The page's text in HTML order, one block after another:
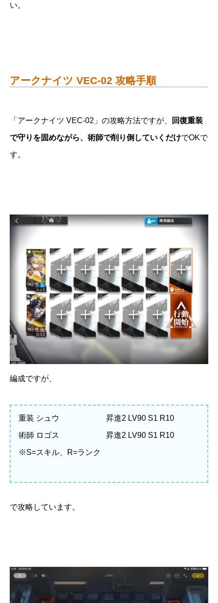
い。
アークナイツ VEC-02 攻略手順
「アークナイツ VEC-02」の攻略方法ですが、 回復重装
で守りを固めながら、術師で削り倒していくだけでOKで
す。
編成ですが、
重装 シュウ 昇進2 LV90 S1 R10
術師 ロゴス 昇進2 LV90 S1 R10
※S=スキル、R=ランク
で攻略しています。